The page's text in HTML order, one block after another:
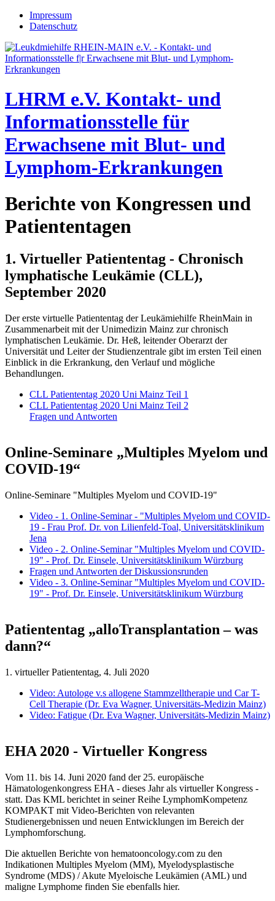
Jump to navigation
Impressum
Datenschutz
LHRM e.V. Kontakt- und
Informationsstelle für
Erwachsene mit Blut- und
Lymphom-Erkrankungen
Berichte von Kongressen und
Patiententagen
1. Virtueller Patiententag - Chronisch
lymphatische Leukämie (CLL),
September 2020
Der erste virtuelle Patiententag der Leukämiehilfe RheinMain in
Zusammenarbeit mit der Unimedizin Mainz zur chronisch
lymphatischen Leukämie. Dr. Heß, leitender Oberarzt der
Universität und Leiter der Studienzentrale gibt im ersten Teil einen
Einblick in die Erkrankung, den Verlauf und mögliche
Behandlungen.
CLL Patiententag 2020 Uni Mainz Teil 1
CLL Patiententag 2020 Uni Mainz Teil 2
Fragen und Antworten
Online-Seminare „Multiples Myelom und
COVID-19“
Online-Seminare "Multiples Myelom und COVID-19"
Video - 1. Online-Seminar - "Multiples Myelom und COVID-
19 - Frau Prof. Dr. von Lilienfeld-Toal, Universitätsklinikum
Jena
Video - 2. Online-Seminar "Multiples Myelom und COVID-
19" - Prof. Dr. Einsele, Universitätsklinikum Würzburg
Fragen und Antworten der Diskussionsrunden
Video - 3. Online-Seminar "Multiples Myelom und COVID-
19" - Prof. Dr. Einsele, Universitätsklinikum Würzburg
Patiententag „alloTransplantation – was
dann?“
1. virtueller Patiententag, 4. Juli 2020
Video: Autologe v.s allogene Stammzelltherapie und Car T-
Cell Therapie (Dr. Eva Wagner, Universitäts-Medizin Mainz)
Video: Fatigue (Dr. Eva Wagner, Universitäts-Medizin Mainz)
EHA 2020 - Virtueller Kongress
Vom 11. bis 14. Juni 2020 fand der 25. europäische
Hämatologenkongress EHA - dieses Jahr als virtueller Kongress -
statt. Das KML berichtet in seiner Reihe LymphomKompetenz
KOMPAKT mit Video-Berichten von relevanten
Studienergebnissen und neuen Entwicklungen im Bereich der
Lymphomforschung.
Die aktuellen Berichte von hematooncology.com zu den
Indikationen Multiples Myelom (MM), Myelodysplastische
Syndrome (MDS) / Akute Myeloische Leukämien (AML) und
maligne Lymphome finden Sie ebenfalls hier.